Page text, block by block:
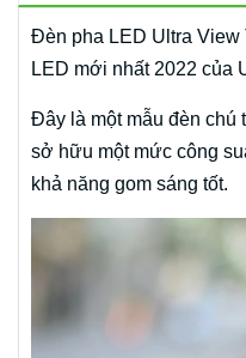
Đèn pha LED Ultra View
LED mới nhất 2022 của
Đây là một mẫu đèn chú
sở hữu một mức công
khả năng gom sáng tốt.